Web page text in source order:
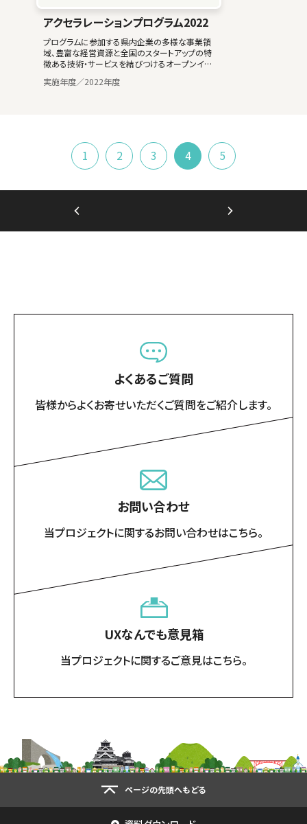
アクセラレーションプログラム2022
プログラムに参加する県内企業の多様な事業領
域、豊富な経営資源と全国のスタートアップの特
徴ある技術・サービスを結びつけるオープンイノ
し、地域経済の活性化に寄与することを目指しま
実施年度／2022年度
1 2 3 4 5
よくあるご質問
皆様からよくお寄せいただくご質問をご紹介します。
お問い合わせ
当プロジェクトに関するお問い合わせはこちら。
UXなんでも意見箱
当プロジェクトに関するご意見はこちら。
ページの先頭へもどる